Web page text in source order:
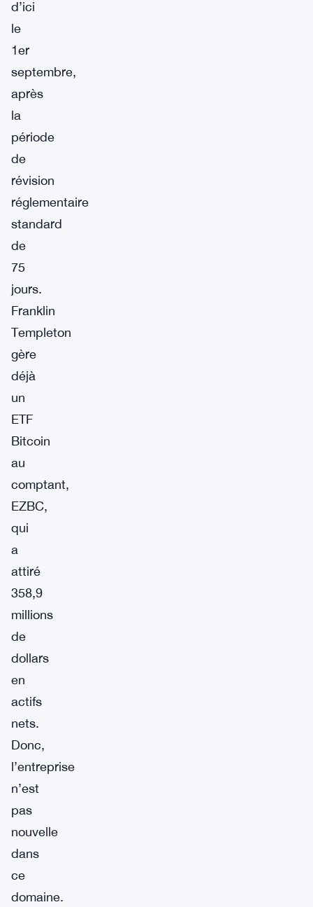
d’ici
le
1er
septembre,
après
la
période
de
révision
réglementaire
standard
de
75
jours.
Franklin
Templeton
gère
déjà
un
ETF
Bitcoin
au
comptant,
EZBC,
qui
a
attiré
358,9
millions
de
dollars
en
actifs
nets.
Donc,
l’entreprise
n’est
pas
nouvelle
dans
ce
domaine.